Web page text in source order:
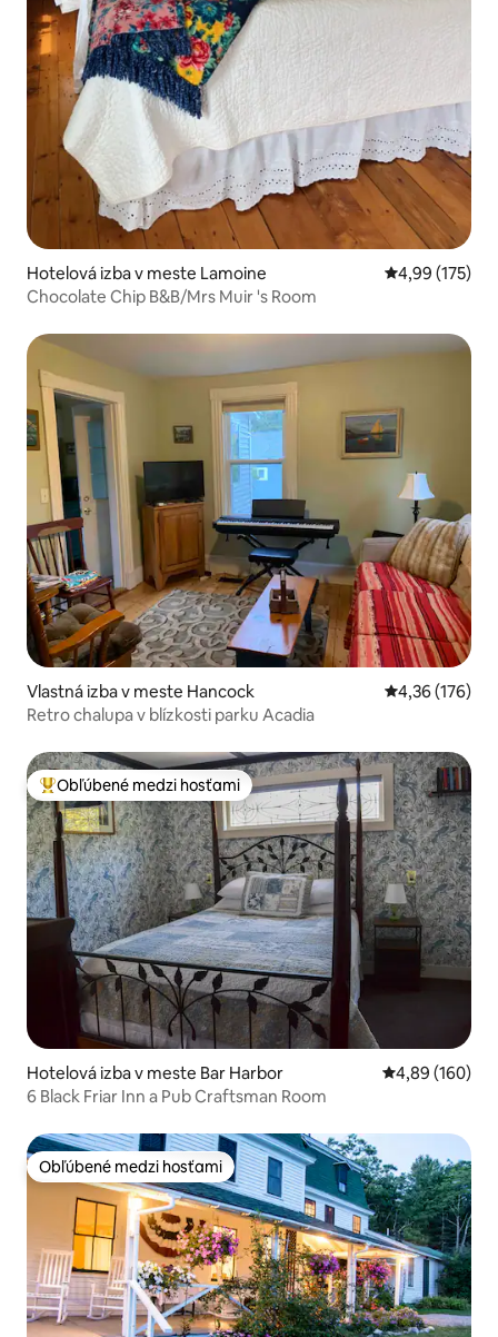
Hotelová izba v meste Lamoine Priemerné
4,99 (175)
Chocolate Chip B&B/Mrs Muir 's Room
Vlastná izba v meste Hancock Priemerné
4,36 (176)
Retro chalupa v blízkosti parku Acadia
Najobľúbenejšie medzi hosťami
Obľúbené medzi hosťami
Hotelová izba v meste Bar Harbor Priemerné
4,89 (160)
6 Black Friar Inn a Pub Craftsman Room
Obľúbené medzi hosťami
Obľúbené medzi hosťami